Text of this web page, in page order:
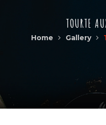
TOURTE
Home Gallery